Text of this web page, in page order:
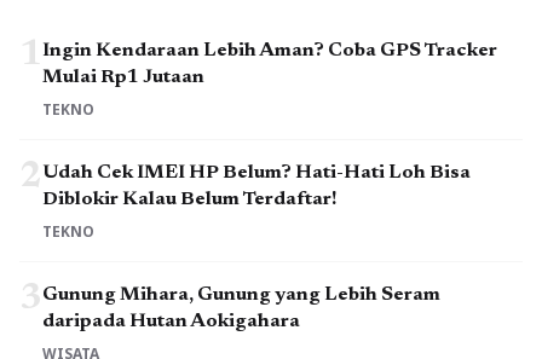
1Ingin Kendaraan Lebih Aman? Coba GPS Tracker
Mulai Rp1 Jutaan
TEKNO
2Udah Cek IMEI HP Belum? Hati-Hati Loh Bisa
Diblokir Kalau Belum Terdaftar!
TEKNO
3Gunung Mihara, Gunung yang Lebih Seram
daripada Hutan Aokigahara
WISATA